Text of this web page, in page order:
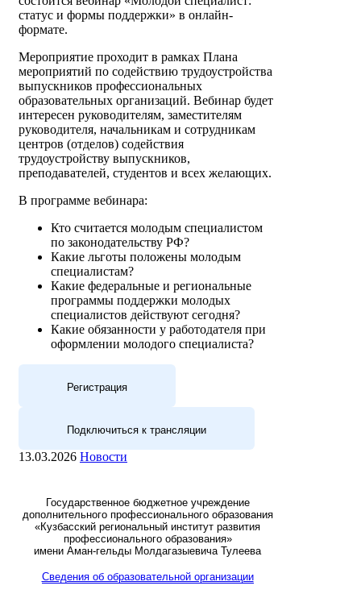
статус и формы поддержки» в онлайн-
формате.
Мероприятие проходит в рамках Плана
мероприятий по содействию трудоустройства
выпускников профессиональных
образовательных организаций. Вебинар будет
интересен руководителям, заместителям
руководителя, начальникам и сотрудникам
центров (отделов) содействия
трудоустройству выпускников,
преподавателей, студентов и всех желающих.
В программе вебинара:
Кто считается молодым специалистом
по законодательству РФ?
Какие льготы положены молодым
специалистам?
Какие федеральные и региональные
программы поддержки молодых
специалистов действуют сегодня?
Какие обязанности у работодателя при
оформлении молодого специалиста?
Регистрация
Подключиться к трансляции
13.03.2026 Новости
Государственное бюджетное учреждение
дополнительного профессионального образования
«Кузбасский региональный институт развития
профессионального образования»
имени Аман-гельды Молдагазыевича Тулеева
Сведения об образовательной организации